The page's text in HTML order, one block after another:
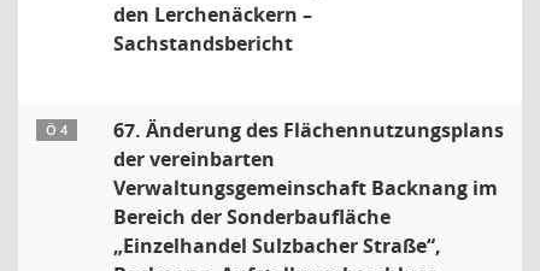
den Lerchenäckern –
Sachstandsbericht
Ö 4
67. Änderung des Flächennutzungsplans
der vereinbarten
Verwaltungsgemeinschaft Backnang im
Bereich der Sonderbaufläche
„Einzelhandel Sulzbacher Straße“,